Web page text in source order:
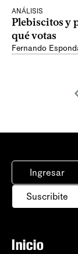
ANÁLISIS
Plebiscitos y
qué votas
Fernando
Ingresar
Suscribite
Inicio